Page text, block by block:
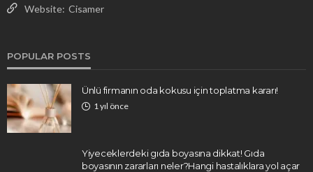
Website: Cisamer
POPULAR POSTS
Ünlü firmanın oda kokusu için toplatma kararı!
1 yıl önce
Yiyeceklerdeki gıda boyasına dikkat! Gıda
boyasının zararları neler?Hangi hastalıklara yol açar